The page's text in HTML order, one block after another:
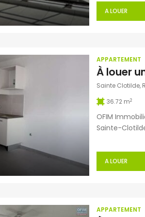
A LOUER
APPARTEMENT
Sainte Clotilde,
36.72 m2
OFIM
Sainte-
brasseur
A LOUER
APPARTEMENT
La
49
Cabris
0262
Saint
23